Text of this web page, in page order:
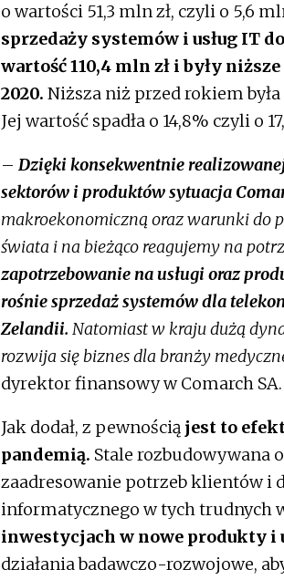
o wartości 51,3 mln zł, czyli o 5,6
sprzedaży systemów i usług IT
wartość 110,4 mln zł i były niższe
2020. Niższa niż przed rokiem
Jej wartość spadła o 14,8% czyli o
– Dzięki konsekwentnie
sektorów i produktów sytuacja
makroekonomiczną oraz warunki do
świata i na bieżąco reagujemy na
zapotrzebowanie na usługi oraz
rośnie sprzedaż systemów dla
Zelandii. Natomiast w kraju dużą
rozwija się biznes dla branży
dyrektor finansowy w Comarch SA.
Jak dodał, z pewnością jest to
pandemią. Stale rozbudowywana
zaadresowanie potrzeb klientów i
informatycznego w tych trudnych
inwestycjach w nowe produkty i
działania badawczo-rozwojowe,